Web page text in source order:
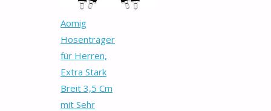
Aomig
Hosenträger
für Herren,
Extra Stark
Breit 3,5 Cm
mit Sehr